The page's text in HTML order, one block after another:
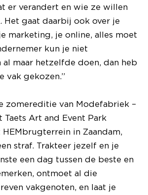
er verandert en wie ze willen
Het gaat daarbij ook over je
marketing, je online, alles moet
kun je niet
al maar hetzelfde doen, dan heb
vak gekozen.”
zomereditie van Modefabriek –
Taets Art and Event Park
in Zaandam,
straf. Trakteer jezelf en je
een dag tussen de beste en
ontmoet al die
vakgenoten, en laat je